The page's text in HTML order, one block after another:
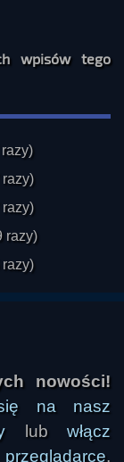
wpisów tego
razy)
nowości!
na nasz
lubwłącz
,